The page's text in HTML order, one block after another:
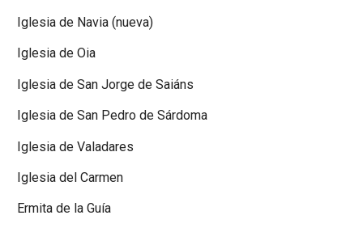
Iglesia de Navia (nueva)
Iglesia de Oia
Iglesia de San Jorge de Saiáns
Iglesia de San Pedro de Sárdoma
Iglesia de Valadares
Iglesia del Carmen
Ermita de la Guía